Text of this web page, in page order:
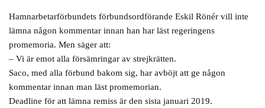
Hamnarbetarförbundets förbundsordförande Eskil Rönér vill inte
lämna någon kommentar innan han har läst regeringens
promemoria. Men säger att:
– Vi är emot alla försämringar av strejkrätten.
Saco, med alla förbund bakom sig, har avböjt att ge någon
kommentar innan man läst promemorian.
Deadline för att lämna remiss är den sista januari 2019.